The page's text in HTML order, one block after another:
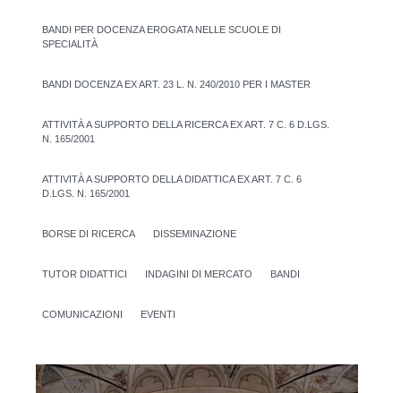
BANDI PER DOCENZA EROGATA NELLE SCUOLE DI
SPECIALITÀ
BANDI DOCENZA EX ART. 23 L. N. 240/2010 PER I MASTER
ATTIVITÀ A SUPPORTO DELLA RICERCA EX ART. 7 C. 6 D.LGS.
N. 165/2001
ATTIVITÀ A SUPPORTO DELLA DIDATTICA EX ART. 7 C. 6
D.LGS. N. 165/2001
BORSE DI RICERCA DISSEMINAZIONE
TUTOR DIDATTICI INDAGINI DI MERCATO BANDI
COMUNICAZIONI EVENTI